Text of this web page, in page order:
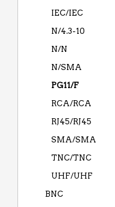
IEC/IEC
N/4.3-10
N/N
N/SMA
PG11/F
RCA/RCA
RJ45/RJ45
SMA/SMA
TNC/TNC
UHF/UHF
BNC